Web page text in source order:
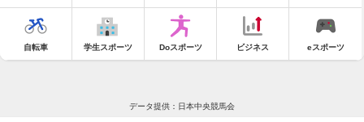
自転車 学生スポーツ Doスポーツ ビジネス eスポーツ
データ提供：日本中央競馬会